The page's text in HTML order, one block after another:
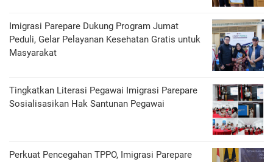
Imigrasi Parepare Dukung Program Jumat
Peduli, Gelar Pelayanan Kesehatan Gratis untuk
Masyarakat
Tingkatkan Literasi Pegawai Imigrasi Parepare
Sosialisasikan Hak Santunan Pegawai
Perkuat Pencegahan TPPO, Imigrasi Parepare